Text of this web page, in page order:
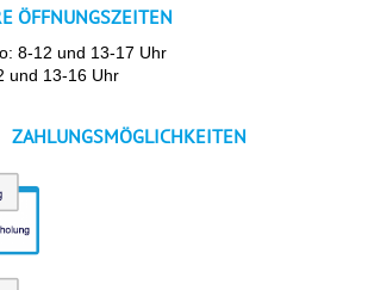
ÖFFNUNGSZEITEN
8-12 und 13-17 Uhr
und 13-16 Uhr
ZAHLUNGSMÖGLICHKEITEN